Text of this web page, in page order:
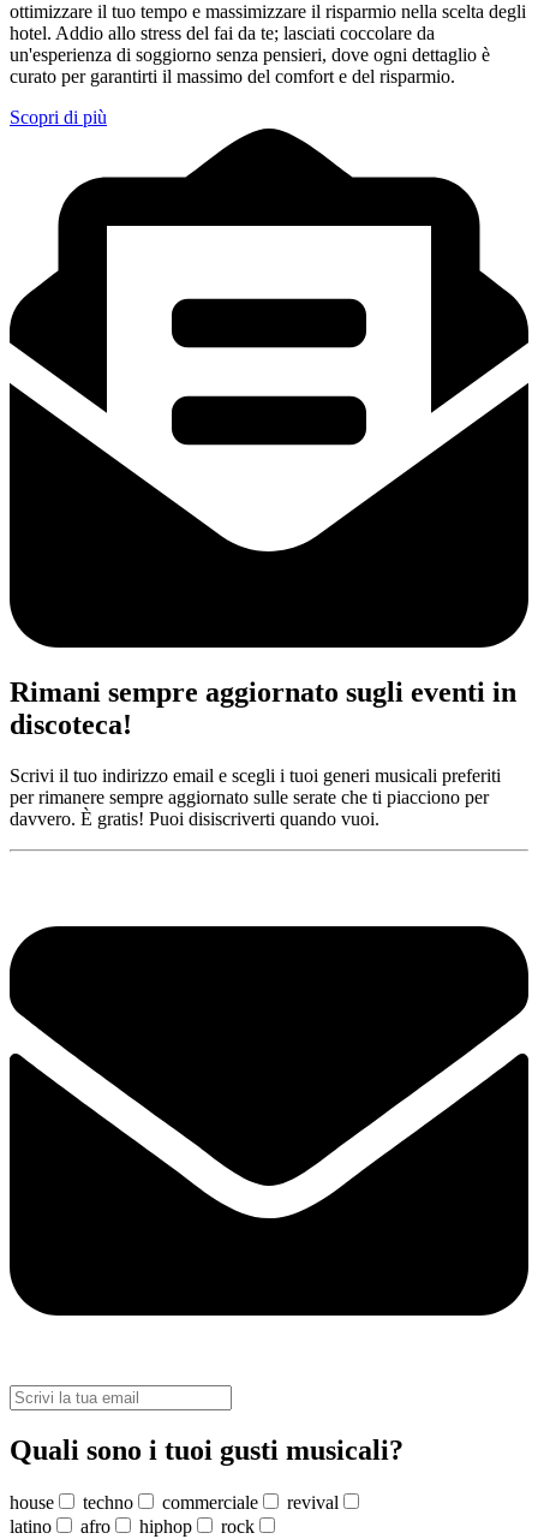
ottimizzare il tuo tempo e massimizzare il risparmio nella scelta degli
hotel. Addio allo stress del fai da te; lasciati coccolare da
un'esperienza di soggiorno senza pensieri, dove ogni dettaglio è
curato per garantirti il massimo del comfort e del risparmio.
Scopri di più
Rimani sempre aggiornato sugli eventi in
discoteca!
Scrivi il tuo indirizzo email e scegli i tuoi generi musicali preferiti
per rimanere sempre aggiornato sulle serate che ti piacciono per
davvero. È gratis! Puoi disiscriverti quando vuoi.
Quali sono i tuoi gusti musicali?
house techno commerciale
revival
latino
afro hiphop rock